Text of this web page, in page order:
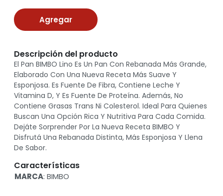
Agregar
Descripción del producto
El Pan BIMBO Lino Es Un Pan Con Rebanada Más Grande,
Elaborado Con Una Nueva Receta Más Suave Y
Esponjosa. Es Fuente De Fibra, Contiene Leche Y
Vitamina D, Y Es Fuente De Proteína. Además, No
Contiene Grasas Trans Ni Colesterol. Ideal Para Quienes
Buscan Una Opción Rica Y Nutritiva Para Cada Comida.
Dejáte Sorprender Por La Nueva Receta BIMBO Y
Disfrutá Una Rebanada Distinta, Más Esponjosa Y Llena
De Sabor.
Características
MARCA: BIMBO